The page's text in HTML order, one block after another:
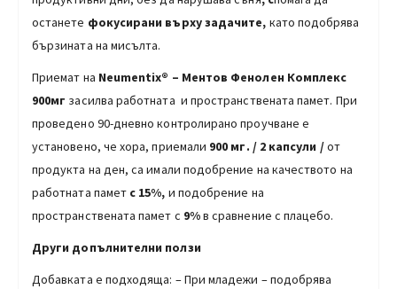
останете фокусирани върху задачите, като подобрява
бързината на мисълта.
Приемат на Neumentix® – Ментов Фенолен Комплекс
900мг засилва работната и пространствената памет. При
проведено 90-дневно контролирано проучване е
установено, че хора, приемали 900 мг. / 2 капсули /от
продукта на ден, са имали подобрение на качеството на
работната памет с 15%, и подобрение на
пространствената памет с 9%в сравнение с плацебо.
Други допълнителни ползи
Добавката е подходяща: – При младежи – подобрява